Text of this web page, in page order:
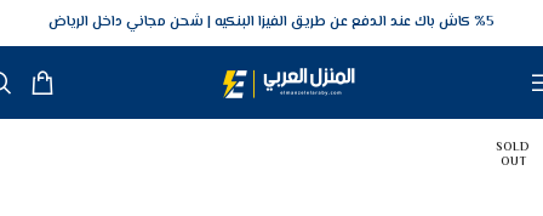
5‎% كاش باك عند الدفع عن طريق الفيزا البنكيه شحن مجاني داخل الرياض
SOLD
OUT